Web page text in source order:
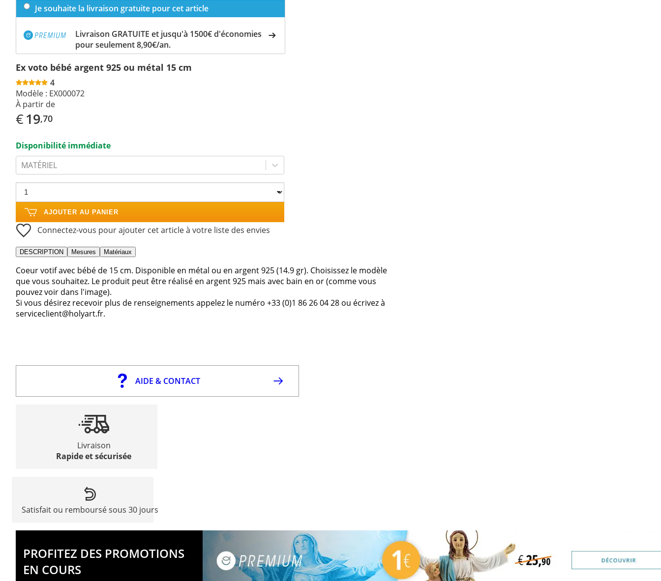
Je souhaite la livraison gratuite pour cet article
Livraison GRATUITE et jusqu'à 1500€ d'économies
pour seulement 8,90€/an.
Ex voto bébé argent 925 ou métal 15 cm
4
Modèle : EX000072
À partir de
€19,70
Disponibilité immédiate
MATÉRIEL
AJOUTER AU PANIER
Connectez-vous pour ajouter cet article à votre liste des envies
DESCRIPTION Mesures Matériaux
Coeur votif avec bébé de 15 cm. Disponible en métal ou en argent 925 (14.9 gr). Choisissez le modèle
que vous souhaitez. Le produit peut être réalisé en argent 925 mais avec bain en or (comme vous
pouvez voir dans l'image).
Si vous désirez recevoir plus de renseignements appelez le numéro +33 (0)1 86 26 04 28 ou écrivez à
serviceclient@holyart.fr.
AIDE & CONTACT
Livraison
Rapide et sécurisée
Satisfait ou remboursé sous 30 jours
PROFITEZ DES PROMOTIONS
EN COURS